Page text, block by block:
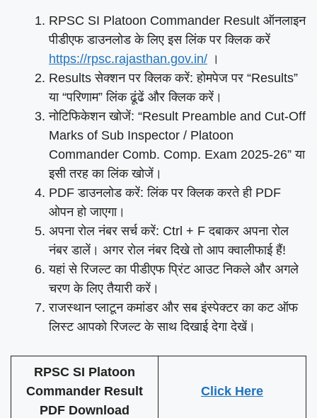
RPSC SI Platoon Commander Result ऑनलाइन
पीडीएफ डाउनलोड के लिए इस लिंक पर क्लिक करें
https://rpsc.rajasthan.gov.in/ ।
Results सेक्शन पर क्लिक करें: होमपेज पर “Results”
या “परिणाम” लिंक ढूंढें और क्लिक करें।
नोटिफिकेशन खोजें: “Result Preamble and Cut-Off
Marks of Sub Inspector / Platoon
Commander Comb. Comp. Exam 2025-26” या
इसी तरह का लिंक खोजें।
PDF डाउनलोड करें: लिंक पर क्लिक करते ही PDF
ओपन हो जाएगा।
अपना रोल नंबर सर्च करें: Ctrl + F दबाकर अपना रोल
नंबर डालें। अगर रोल नंबर दिखे तो आप क्वालीफाई हैं!
यहां से रिजल्ट का पीडीएफ प्रिंट आउट निकले और अगले
चरण के लिए तैयारी करें।
राजस्थान प्लाटून कमांडर और सब इंस्पेक्टर का कट ऑफ
लिस्ट आपको रिजल्ट के साथ दिखाई देगा देखें।
RPSC SI Platoon
Commander Result
PDF Download
Click Here